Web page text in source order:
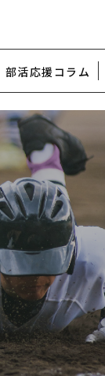
部活応援コラム